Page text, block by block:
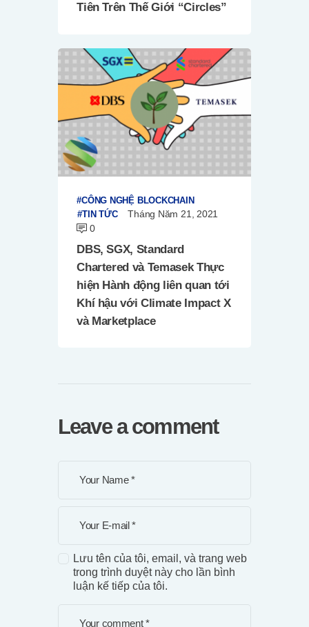
Tiên Trên Thế Giới “Circles”
CÔNG NGHỆ BLOCKCHAIN
TIN TỨC
Tháng Năm 21, 2021
0
DBS, SGX, Standard
Chartered và Temasek Thực
hiện Hành động liên quan tới
Khí hậu với Climate Impact X
và Marketplace
Leave a comment
Lưu tên của tôi, email, và trang web
trong trình duyệt này cho lần bình
luận kế tiếp của tôi.